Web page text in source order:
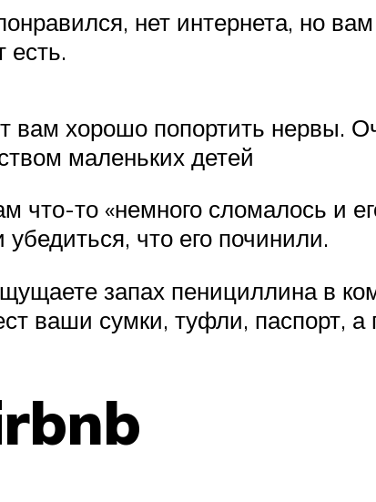
нет интернета, но
есть.
вам хорошо попортить нервы.
маленьких детей
что-то «немного сломалось и
что его починили.
запах пенициллина в
ваши сумки, туфли, паспорт, а